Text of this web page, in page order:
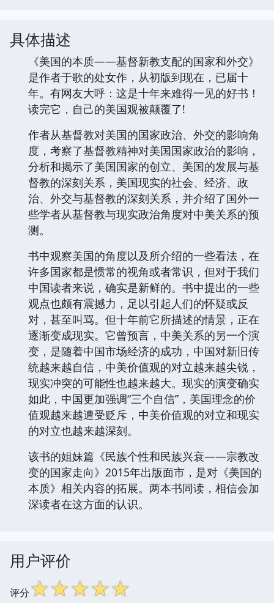
具体描述
《美国的本质——基督新教支配的国家和外交》
是作者于歌的处女作，从初版到现在，已届十
年。有网友大呼：这是十年来难得一见的好书！
读完它，自己的美国观被颠覆了!
作者从基督教对美国的国家政治、外交的影响角
度，考察了基督教精神对美国国家政治的影响，
分析和揭示了美国国家的创立、美国的发展与基
督教的深刻关系，美国现实的社会、经济、政
治、外交与基督教的深刻关系，并介绍了国外一
些学者从基督教与现实政治角度对中美关系的预
测。
书中观察美国的角度以及所介绍的一些看法，在
许多国家都是惯常的视角或者常识，但对于我们
中国读者来说，确实是新鲜的。书中提出的一些
观点也颇有震撼力，足以引起人们的怀疑或反
对，甚至叫骂。但十年前它所描述的情景，正在
逐渐变成现实。它曾预言，中美关系的另一个演
变，是随着中国市场经济的成功，中国对新旧传
统越来越自信，中美价值观的对立越来越尖锐，
现实冲突的可能性也越来越大。现实的演变确实
如此，中国更加强调“三个自信”，美国理念的价
值观越来越遭受贬斥，中美价值观的对立和现实
的对立也越来越深刻。
该书的姐妹篇《民族个性和民族兴衰——宗教改
变的国家走向》2015年出版面市，是对《美国的
本质》相关内容的拓展。两本书同读，相信会加
深读者在这方面的认识。
用户评价
评分☆☆☆☆☆